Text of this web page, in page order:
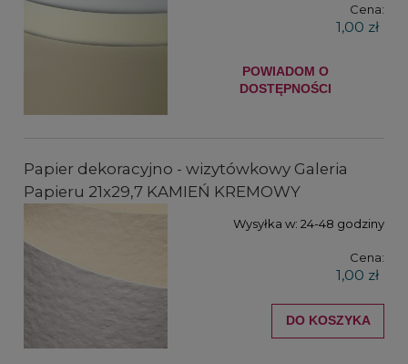
Cena:
1,00 zł
POWIADOM O
DOSTĘPNOŚCI
Papier dekoracyjno - wizytówkowy Galeria
Papieru 21x29,7 KAMIEŃ KREMOWY
Wysyłka w: 24-48 godziny
Cena:
1,00 zł
DO KOSZYKA